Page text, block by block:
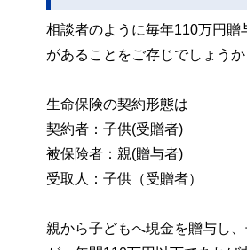
相談者のように毎年110万円
があることをご存じでしょうか
生命保険の契約形態は
契約者：子供(受贈者)
被保険者：親(贈与者)
受取人：子供（受贈者）
親から子どもへ現金を贈与し